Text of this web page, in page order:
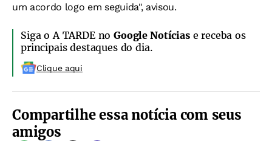
um acordo logo em seguida", avisou.
Siga o A TARDE noGoogle Notíciase receba os
principais destaques do dia.
Clique aqui
Compartilhe essa notícia com seus
amigos